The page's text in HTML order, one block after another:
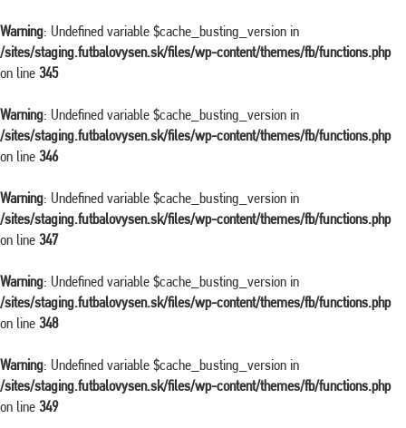
Warning: Undefined variable $cache_busting_version in
/sites/staging.futbalovysen.sk/files/wp-content/themes/fb/functions.php
on line 345
Warning: Undefined variable $cache_busting_version in
/sites/staging.futbalovysen.sk/files/wp-content/themes/fb/functions.php
on line 346
Warning: Undefined variable $cache_busting_version in
/sites/staging.futbalovysen.sk/files/wp-content/themes/fb/functions.php
on line 347
Warning: Undefined variable $cache_busting_version in
/sites/staging.futbalovysen.sk/files/wp-content/themes/fb/functions.php
on line 348
Warning: Undefined variable $cache_busting_version in
/sites/staging.futbalovysen.sk/files/wp-content/themes/fb/functions.php
on line 349